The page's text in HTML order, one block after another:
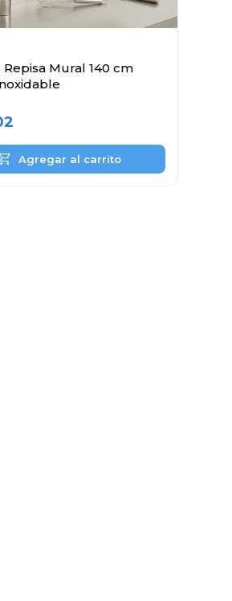
Repisa Mural 140 cm